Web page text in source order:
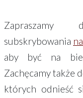
Zapraszamy
subskrybowania
aby być na
Zachęcamy także
których odnieść